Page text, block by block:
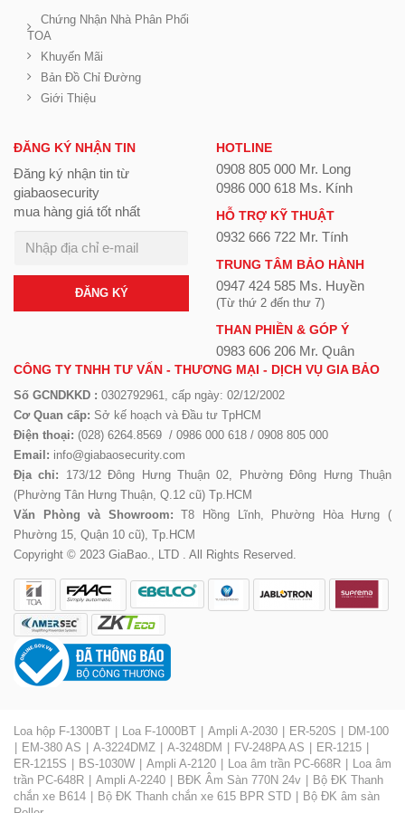
Chứng Nhận Nhà Phân Phối
TOA
Khuyến Mãi
Bản Đồ Chỉ Đường
Giới Thiệu
ĐĂNG KÝ NHẬN TIN
Đăng ký nhận tin từ
giabaosecurity
mua hàng giá tốt nhất
ĐĂNG KÝ
HOTLINE
0908 805 000 Mr. Long
0986 000 618 Ms. Kính
HỖ TRỢ KỸ THUẬT
0932 666 722 Mr. Tính
TRUNG TÂM BẢO HÀNH
0947 424 585 Ms. Huyền
(Từ thứ 2 đến thư 7)
THAN PHIỀN & GÓP Ý
0983 606 206 Mr. Quân
CÔNG TY TNHH TƯ VẤN - THƯƠNG MẠI - DỊCH VỤ GIA BẢO
Số GCNDKKD : 0302792961, cấp ngày: 02/12/2002
Cơ Quan cấp: Sở kế hoạch và Đầu tư TpHCM
Điện thoại: (028) 6264.8569 / 0986 000 618 / 0908 805 000
Email: info@giabaosecurity.com
Địa chỉ: 173/12 Đông Hưng Thuận 02, Phường Đông Hưng Thuận
(Phường Tân Hưng Thuận, Q.12 cũ) Tp.HCM
Văn Phòng và Showroom: T8 Hồng Lĩnh, Phường Hòa Hưng (
Phường 15, Quận 10 cũ), Tp.HCM
Copyright © 2023 GiaBao., LTD . All Rights Reserved.
Loa hộp F-1300BT Loa F-1000BT Ampli A-2030 ER-520S
DM-100
EM-380 AS
A-3224DMZ A-3248DM FV-248PA AS
ER-1215
ER-1215S
BS-1030W Ampli A-2120 Loa âm trần PC-668R
Loa âm
trần PC-648R
Ampli A-2240 BĐK Âm Sàn 770N 24v
Bộ ĐK Thanh
chắn xe B614
Bộ ĐK Thanh chắn xe 615 BPR STD
Bộ ĐK âm sàn